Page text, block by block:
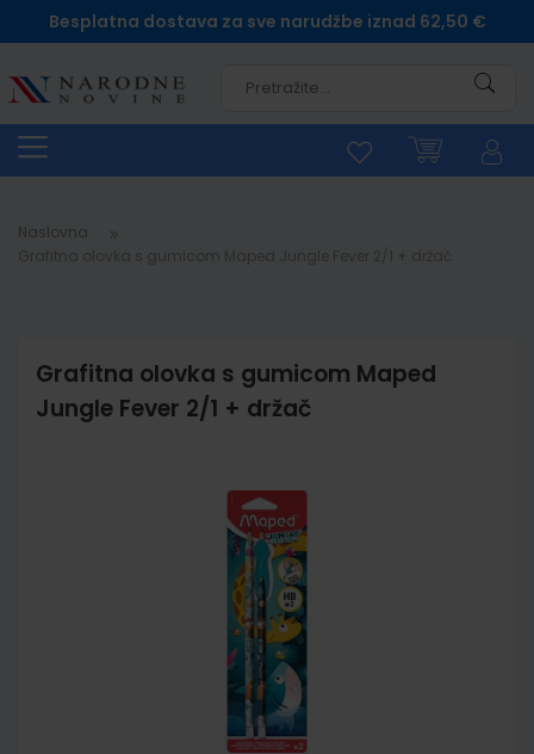
Besplatna dostava za sve narudžbe iznad 62,50 €
Naslovna
Grafitna olovka s gumicom Maped
Jungle Fever 2/1 + držač